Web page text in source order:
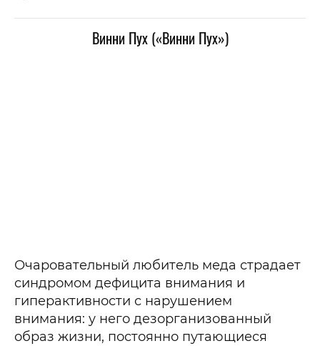
Винни Пух («Винни Пух»)
Очаровательный любитель меда страдает
синдромом дефицита внимания и
гиперактивности с нарушением
внимания: у него дезорганизованный
образ жизни, постоянно путающиеся